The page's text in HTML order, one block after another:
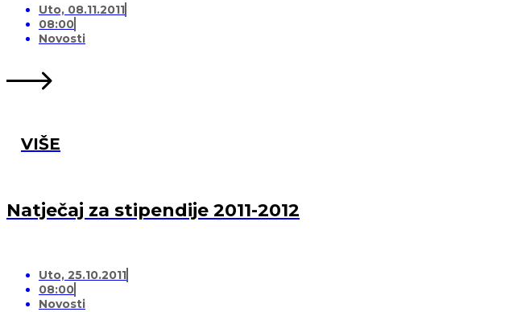
Uto, 08.11.2011
08:00
Novosti
VIŠE
Natječaj za stipendije 2011-2012
Uto, 25.10.2011
08:00
Novosti